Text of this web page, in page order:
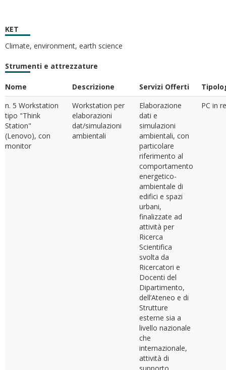
KET
Climate, environment, earth science
Strumenti e attrezzature
Nome Descrizione Servizi Offerti
n. 5 Workstation
tipo "Think
Station"
(Lenovo), con
monitor
Workstation per
elaborazioni
dat/simulazioni
ambientali
Elaborazione
dati e
simulazioni
ambientali, con
particolare
riferimento al
comportamento
energetico-
ambientale di
edifici e spazi
urbani,
finalizzate ad
attività per
Ricerca
Scientifica
svolta da
Ricercatori e
Docenti del
Dipartimento,
dell’Ateneo e di
Strutture
esterne sia a
livello nazionale
che
internazionale,
attività di
supporto
PC in